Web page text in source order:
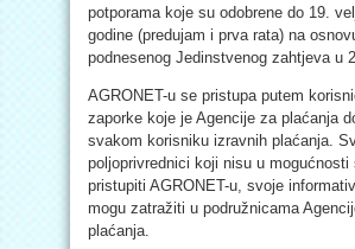
potporama koje su odobrene do 19.
godine (predujam i prva rata) na
podnesenog Jedinstvenog zahtjeva u
AGRONET-u se pristupa putem
zaporke koje je Agencije za plaćanja
svakom korisniku izravnih plaćanja.
poljoprivrednici koji nisu u mogućnosti
pristupiti AGRONET-u, svoje
mogu zatražiti u podružnicama
plaćanja.